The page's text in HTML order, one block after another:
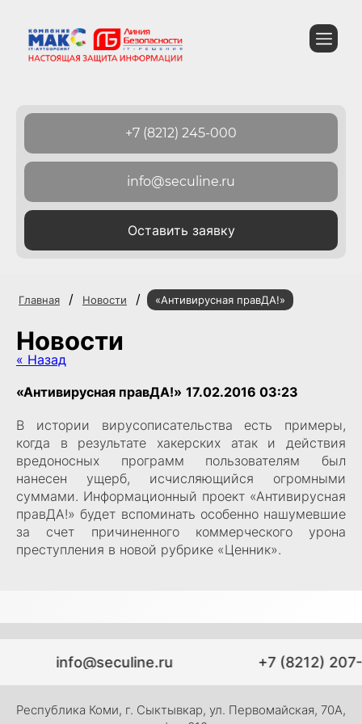
+7 (8212) 245-000
info@seculine.ru
Оставить заявку
Главная / Новости / «Антивирусная правДА!»
Новости
« Назад
«Антивирусная правДА!» 17.02.2016 03:23
В истории вирусописательства есть примеры,
когда в результате хакерских атак и действия
вредоносных программ пользователям был
нанесен ущерб, исчисляющийся огромными
суммами. Информационный проект «Антивирусная
правДА!» будет вспоминать особенно нашумевшие
за счет причиненного коммерческого урона
преступления в новой рубрике «Ценник».
info@seculine.ru +7 (8212)
Республика Коми, г. Сыктывкар, ул. Первомайская, 70А,